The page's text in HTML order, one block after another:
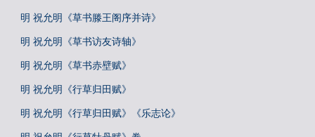
明 祝允明《草书滕王阁序并诗》
明 祝允明《草书访友诗轴》
明 祝允明《草书赤壁赋》
明 祝允明《行草归田赋》
明 祝允明《行草归田赋》《乐志论》